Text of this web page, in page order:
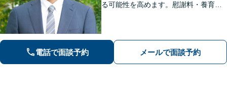
る可能性を高めます。慰謝料・養育費
停・遺留分など納得できる解決へ。
電話で面談予約 メールで面談予約